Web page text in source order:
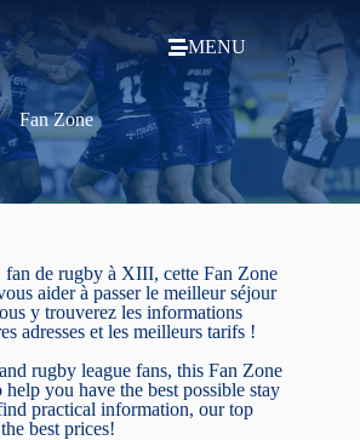
MENU
Fan Zone
de rugby à XIII, cette Fan Zone
aider à passer le meilleur séjour
y trouverez les informations
adresses et les meilleurs tarifs !
rugby league fans, this Fan Zone
you have the best possible stay
practical information, our top
best prices!